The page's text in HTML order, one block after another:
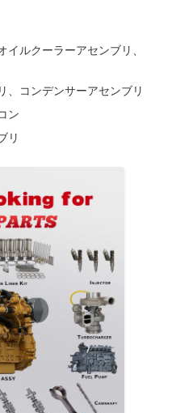
ルクーラーアセンブリ、
、コンデンサーアセンブリ
ン
リ